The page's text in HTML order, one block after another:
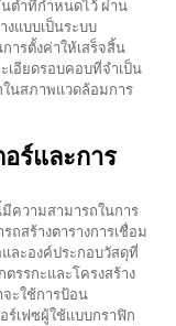
ต่ำที่กำหนดไว้ ผ่าน
แบบเป็นระบบ
ารตั้งค่าให้เสร็จสิ้น
อียดรอบคอบที่จำเป็น
นสภาพแวดล้อมการ
ร์และการ
ความสามารถในการ
สร้างตารางการเชื่อม
ละองค์ประกอบวัสดุที่
รรกะและโครงสร้าง
จะใช้การป้อน
ร์เฟซผู้ใช้แบบกราฟิก